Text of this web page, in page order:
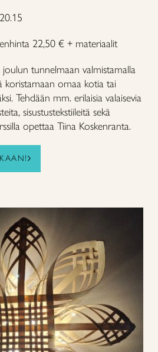
22,50 € + materiaalit
tunnelmaan valmistamalla
koristamaan omaa kotia tai
Tehdään mm. erilaisia valaisevia
sisustustekstiileitä sekä
opettaa Tiina Koskenranta.